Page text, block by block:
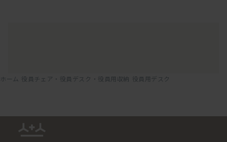
ホーム 役員チェア・役員デスク・役員用収納 役員用デスク